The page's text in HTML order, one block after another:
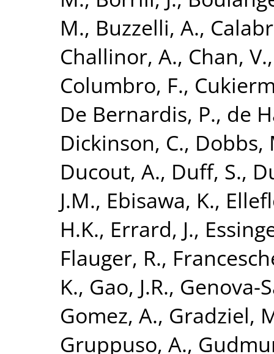
M., Buzzelli, A.,
Challinor, A., Chan, V.
Columbro, F.,
De Bernardis, P., de
Dickinson, C., Dobbs,
Ducout, A., Duff, S.,
J.M., Ebisawa, K.,
H.K., Errard, J.,
Flauger, R.,
K., Gao, J.R., Genova-
Gomez, A., Gradziel,
Gruppuso, A.,